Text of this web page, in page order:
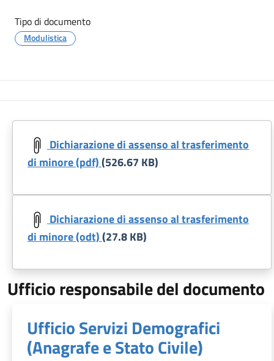
Tipo di documento
Modulistica
Dichiarazione di assenso al trasferimento
di minore (pdf)(526.67 KB)
Dichiarazione di assenso al trasferimento
di minore (odt)(27.8 KB)
Ufficio responsabile del documento
Ufficio Servizi Demografici
(Anagrafe e Stato Civile)